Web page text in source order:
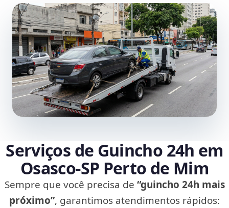
Serviços de Guincho 24h em
Osasco‑SP Perto de Mim
Sempre que você precisa de “guincho 24h mais
próximo”, garantimos atendimentos rápidos: